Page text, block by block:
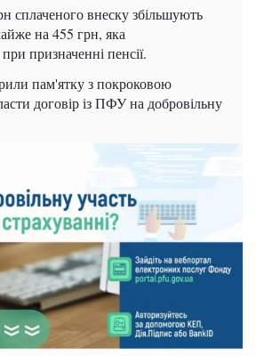
сплаченого внеску збільшують
на 455 грн, яка
призначенні пенсії.
пам'ятку з покроковою
договір із ПФУ на добровільну